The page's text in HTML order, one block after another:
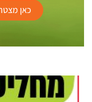
כאן